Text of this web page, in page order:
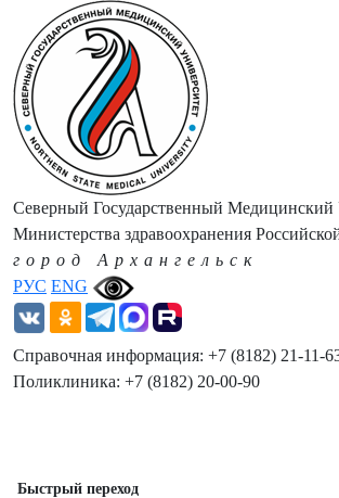
РУС ENG
Северный Государственный Медицинский
Министерства здравоохранения
город Архангельск
Справочная информация: +7 (8182) 21-11-
Поликлиника: +7 (8182) 20-00-90
Быстрый переход